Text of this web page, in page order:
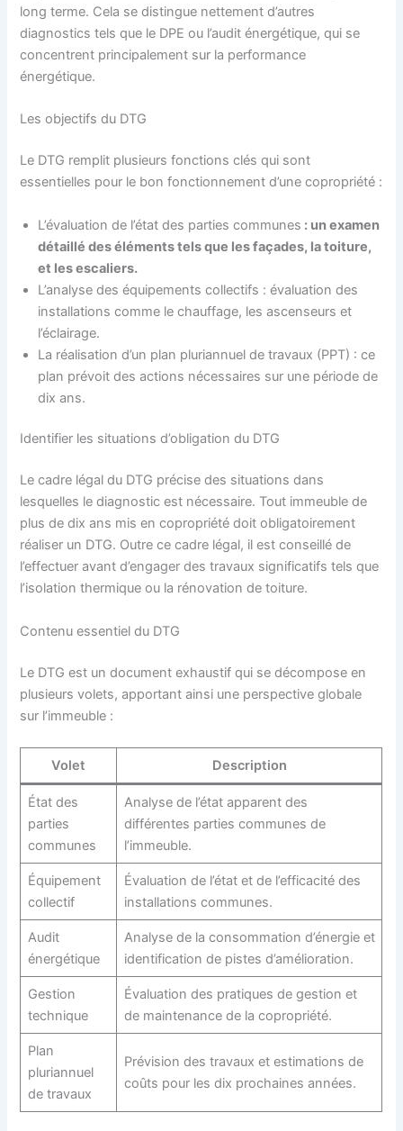
long terme. Cela se distingue nettement d’autres
diagnostics tels que le DPE ou l’audit énergétique, qui se
concentrent principalement sur la performance
énergétique.
Les objectifs du DTG
Le DTG remplit plusieurs fonctions clés qui sont
essentielles pour le bon fonctionnement d’une copropriété :
L’évaluation de l’état des parties communes : un examen
détaillé des éléments tels que les façades, la toiture,
et les escaliers.
L’analyse des équipements collectifs : évaluation des
installations comme le chauffage, les ascenseurs et
l’éclairage.
La réalisation d’un plan pluriannuel de travaux (PPT) : ce
plan prévoit des actions nécessaires sur une période de
dix ans.
Identifier les situations d’obligation du DTG
Le cadre légal du DTG précise des situations dans
lesquelles le diagnostic est nécessaire. Tout immeuble de
plus de dix ans mis en copropriété doit obligatoirement
réaliser un DTG. Outre ce cadre légal, il est conseillé de
l’effectuer avant d’engager des travaux significatifs tels que
l’isolation thermique ou la rénovation de toiture.
Contenu essentiel du DTG
Le DTG est un document exhaustif qui se décompose en
plusieurs volets, apportant ainsi une perspective globale
sur l’immeuble :
Volet Description
État des
parties
communes
Analyse de l’état apparent des
différentes parties communes de
l’immeuble.
Équipement
collectif
Évaluation de l’état et de l’efficacité des
installations communes.
Audit
énergétique
Analyse de la consommation d’énergie et
identification de pistes d’amélioration.
Gestion
technique
Évaluation des pratiques de gestion et
de maintenance de la copropriété.
Plan
pluriannuel
de travaux
Prévision des travaux et estimations de
coûts pour les dix prochaines années.